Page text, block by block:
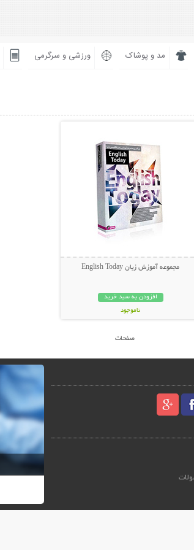
مد و پوشاک ورزشی و سرگرمی
مجموعه آموزش زبان English Today
افزودن به سبد خرید
ناموجود
صفحات